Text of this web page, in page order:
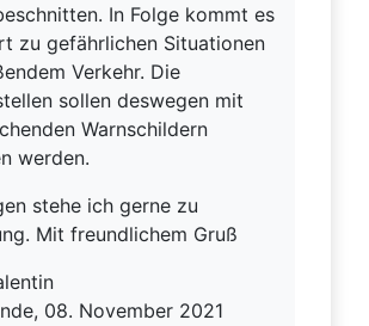
In Folge kommt es
zu gefährlichen Situationen
Verkehr. Die
sollen deswegen mit
Warnschildern
werden.
stehe ich gerne zu
Mit freundlichem Gruß
08. November 2021